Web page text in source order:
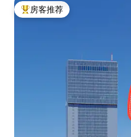
热门「房客推荐」
房客推荐